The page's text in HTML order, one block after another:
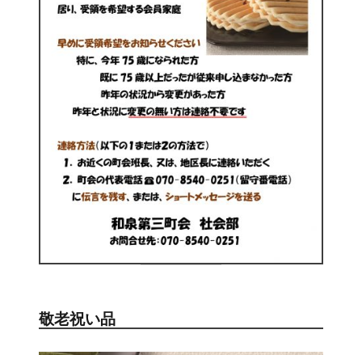
敬老祝い品